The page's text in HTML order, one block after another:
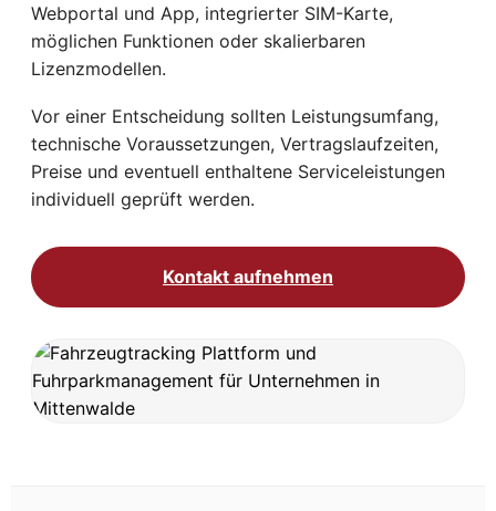
Webportal und App, integrierter SIM-Karte,
möglichen Funktionen oder skalierbaren
Lizenzmodellen.
Vor einer Entscheidung sollten Leistungsumfang,
technische Voraussetzungen, Vertragslaufzeiten,
Preise und eventuell enthaltene Serviceleistungen
individuell geprüft werden.
Kontakt aufnehmen